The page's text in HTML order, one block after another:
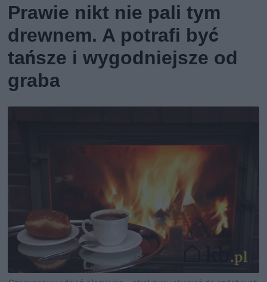
Prawie nikt nie pali tym
drewnem. A potrafi być
tańsze i wygodniejsze od
graba